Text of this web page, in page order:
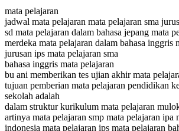
mata pelajaran
jadwal mata pelajaran mata pelajaran sma
sd mata pelajaran dalam bahasa jepang mata
merdeka mata pelajaran dalam bahasa inggris
jurusan ips mata pelajaran sma
bahasa inggris mata pelajaran
bu ani memberikan tes ujian akhir mata
tujuan pemberian mata pelajaran pendidikan
sekolah adalah
dalam struktur kurikulum mata pelajaran
artinya mata pelajaran smp mata pelajaran ipa
indonesia mata pelajaran ips mata pelajaran